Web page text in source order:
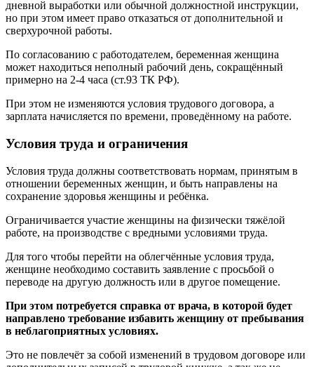
дневной выработки или обычной должностной инструкции,
но при этом имеет право отказаться от дополнительной и
сверхурочной работы.
По согласованию с работодателем, беременная женщина
может находиться неполный рабочий день, сокращённый
примерно на 2-4 часа (ст.93 ТК РФ).
При этом не изменяются условия трудового договора, а
зарплата начисляется по времени, проведённому на работе.
Условия труда и ограничения
Условия труда должны соответствовать нормам, принятым в
отношении беременных женщин, и быть направлены на
сохранение здоровья женщины и ребёнка.
Ограничивается участие женщины на физически тяжёлой
работе, на производстве с вредными условиями труда.
Для того чтобы перейти на облегчённые условия труда,
женщине необходимо составить заявление с просьбой о
переводе на другую должность или в другое помещение.
При этом потребуется справка от врача, в которой будет
направлено требование избавить женщину от пребывания
в неблагоприятных условиях.
Это не повлечёт за собой изменений в трудовом договоре или